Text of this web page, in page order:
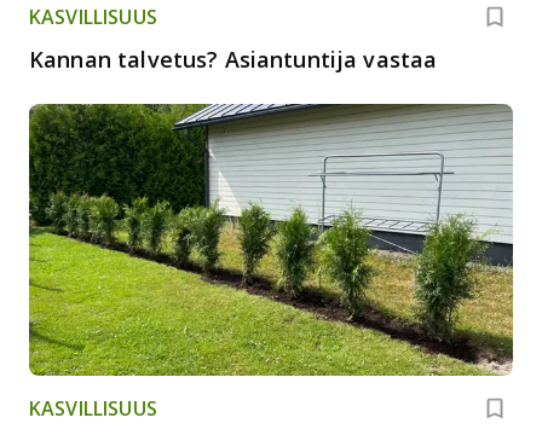
KASVILLISUUS
Kannan talvetus? Asiantuntija vastaa
KASVILLISUUS